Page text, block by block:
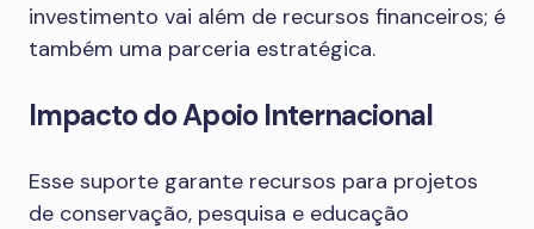
investimento vai além de recursos financeiros; é
também uma parceria estratégica.
Impacto do Apoio Internacional
Esse suporte garante recursos para projetos
de conservação, pesquisa e educação